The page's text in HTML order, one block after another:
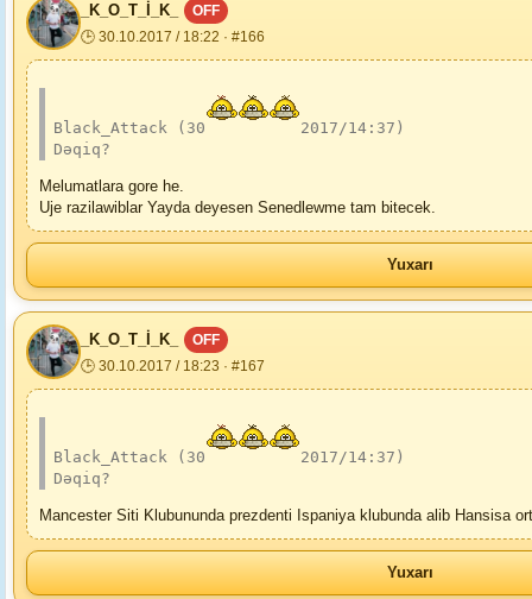
_K_O_T_İ_K_
OFF
🕒 30.10.2017 / 18:22 · #166
Black_Attack (30
2017/14:37)
Dəqiq?
Melumatlara gore he.
Uje razilawiblar Yayda deyesen Senedlewme tam bitecek.
Yuxarı
_K_O_T_İ_K_
OFF
🕒 30.10.2017 / 18:23 · #167
Black_Attack (30
2017/14:37)
Dəqiq?
Mancester Siti Klubununda prezdenti Ispaniya klubunda alib Hansisa
Yuxarı